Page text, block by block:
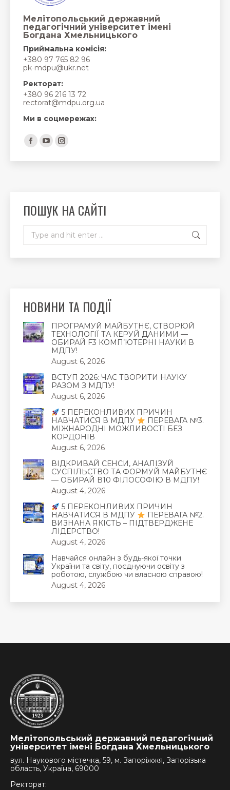
Мелітопольський державний
педагогічний університет імені
Богдана Хмельницького
Приймальна комісія:
+380 97 765 82 96
pk-mdpu@ukr.net
Ректорат:
+380 96 216 13 72
rectorat@mdpu.org.ua
Ми в соцмережах:
Find us on:
Facebook
page
window
YouTube
page
window
Instagram
page
window
ПОШУК НА САЙТІ
НОВИНИ ТА ПОДІЇ
ПРОГРАМУЙ МАЙБУТНЄ, СТВОРЮЙ
ТЕХНОЛОГІЇ ТА КЕРУЙ ДАНИМИ —
ОБИРАЙ F3 КОМП’ЮТЕРНІ НАУКИ В
МДПУ!
August 6, 2026
ВСТУП 2026: ЧАС ТВОРИТИ НАУКУ
РАЗОМ З МДПУ!
August 6, 2026
5 ПЕРЕКОНЛИВИХ ПРИЧИН
НАВЧАТИСЯ В МДПУ
ПЕРЕВАГА №3.
МІЖНАРОДНІ МОЖЛИВОСТІ БЕЗ
КОРДОНІВ
August 6, 2026
ВІДКРИВАЙ СЕНСИ, АНАЛІЗУЙ
СУСПІЛЬСТВО ТА ФОРМУЙ МАЙБУТНЄ
— ОБИРАЙ В10 ФІЛОСОФІЮ В МДПУ!
August 4, 2026
5 ПЕРЕКОНЛИВИХ ПРИЧИН
НАВЧАТИСЯ В МДПУ
ПЕРЕВАГА №2.
ВИЗНАНА ЯКІСТЬ – ПІДТВЕРДЖЕНЕ
ЛІДЕРСТВО!
August 4, 2026
Навчайся онлайн з будь-якої точки
України та світу, поєднуючи освіту з
роботою, службою чи власною справою!
August 4, 2026
Мелітопольський державний педагогічний
університет імені Богдана Хмельницького
вул. Наукового містечка, 59, м. Запоріжжя, Запорізька
область, Україна, 69000
Ректорат: